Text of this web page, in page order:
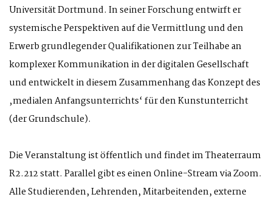
Universität Dortmund. In seiner Forschung entwirft er
systemische Perspektiven auf die Vermittlung und den
Erwerb grundlegender Qualifikationen zur Teilhabe an
komplexer Kommunikation in der digitalen Gesellschaft
und entwickelt in diesem Zusammenhang das Konzept des
‚medialen Anfangsunterrichts‘ für den Kunstunterricht
(der Grundschule).
Die Veranstaltung ist öffentlich und findet im Theaterraum
R2.212 statt. Parallel gibt es einen Online-Stream via Zoom.
Alle Studierenden, Lehrenden, Mitarbeitenden, externe